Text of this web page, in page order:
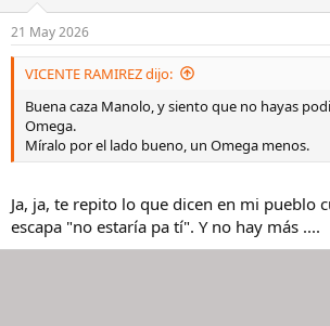
o
n
e
21 May 2026
VICENTE RAMIREZ dijo:
Buena caza Manolo, y siento que no hayas
Omega.
Míralo por el lado bueno, un Omega menos.
Ja, ja, te repito lo que dicen en mi pueblo
escapa "no estaría pa tí". Y no hay más ....